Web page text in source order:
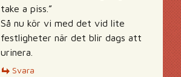
take a piss.”
Så nu kör vi med det vid lite
festligheter när det blir dags att
urinera.
Svara